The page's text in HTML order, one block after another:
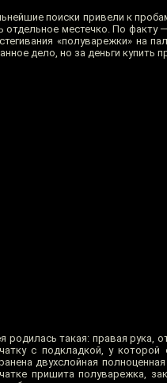
поиски привели к
отдельное местечко. По
«полуварежки» на
дело, но за деньги
родилась такая: правая рука,
с подкладкой, у
двухслойная
пришита полуварежка,